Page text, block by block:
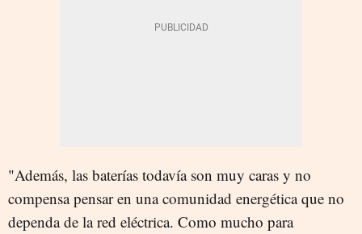
"Además, las baterías todavía son muy caras y no
compensa pensar en una comunidad energética que no
dependa de la red eléctrica. Como mucho para